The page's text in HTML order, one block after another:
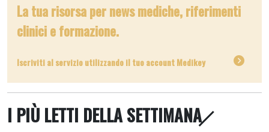
La tua risorsa per news mediche, riferimenti
clinici e formazione.
Iscriviti al servizio utilizzando il tuo account Medikey
I PIÙ LETTI DELLA SETTIMANA